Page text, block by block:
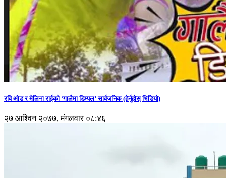
रवि ओड र मेलिना राईको ‘गालैमा डिम्पल’ सार्वजनिक (हेर्नुहोस् भिडियो)
२७ आश्विन २०७७, मंगलवार ०८:४६